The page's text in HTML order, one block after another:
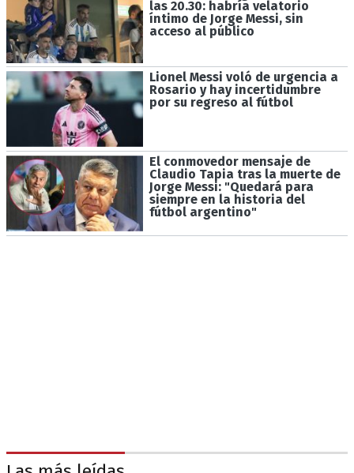
las 20.30: habría velatorio
íntimo de Jorge Messi, sin
acceso al público
Lionel Messi voló de urgencia a
Rosario y hay incertidumbre
por su regreso al fútbol
El conmovedor mensaje de
Claudio Tapia tras la muerte de
Jorge Messi: "Quedará para
siempre en la historia del
fútbol argentino"